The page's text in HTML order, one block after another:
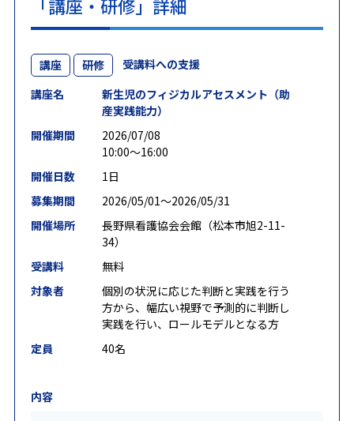
「講座・研修」詳細
講座 研修
受講料への支援
講座名
新生児のフィジカルアセスメント（助
産実践能力）
開催期間
2026/07/08
10:00～16:00
開催日数
1日
募集期間
2026/05/01〜2026/05/31
開催場所
長野県看護協会会館（松本市旭2-11-
34）
受講料
無料
対象者
個別の状況に応じた判断と実践を行う
方から、幅広い視野で予測的に判断し
実践を行い、ロールモデルとなる方
定員
40名
内容